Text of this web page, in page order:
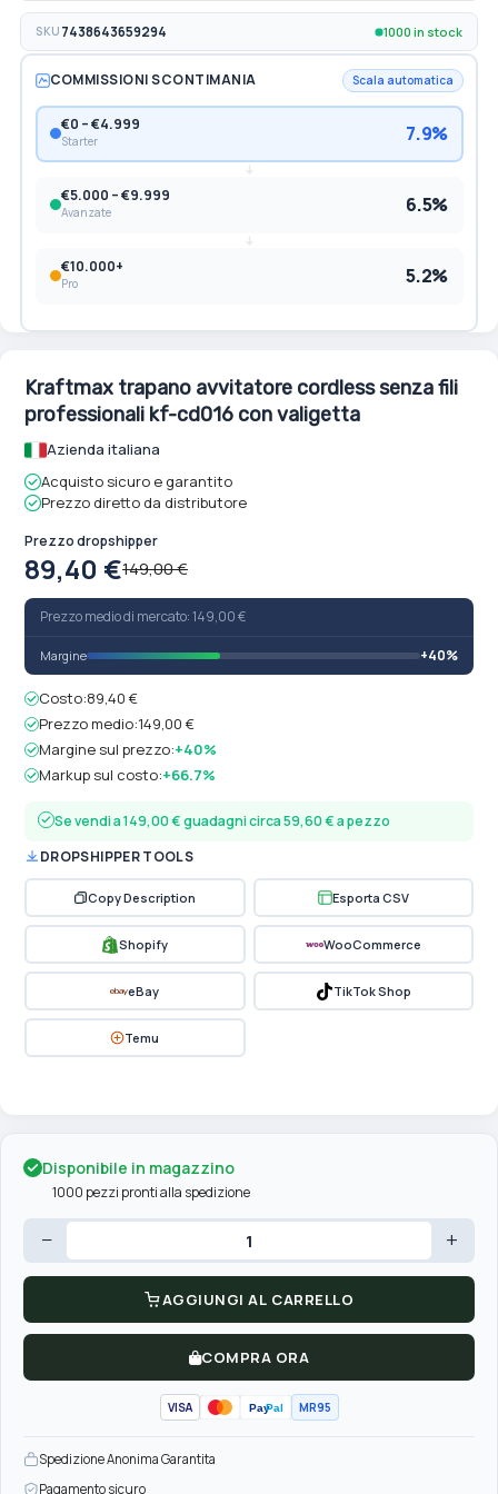
SKU 7438643659294 1000 in stock
COMMISSIONI SCONTIMANIA Scala automatica
€0 – €4.999
Starter 7.9%
€5.000 – €9.999
Avanzate 6.5%
€10.000+
Pro 5.2%
Kraftmax trapano avvitatore cordless senza fili
professionali kf-cd016 con valigetta
Azienda italiana
Acquisto sicuro e garantito
Prezzo diretto da distributore
Prezzo dropshipper
89,40 €149,00 €
Prezzo medio di mercato: 149,00 €
Margine +40%
Costo:89,40 €
Prezzo medio:149,00 €
Margine sul prezzo:+40%
Markup sul costo:+66.7%
Se vendi a 149,00 € guadagni circa 59,60 € a pezzo
DROPSHIPPER TOOLS
Copy Description Esporta CSV
Shopify WooCommerce
eBay TikTok Shop
Temu
Disponibile in magazzino
1000 pezzi pronti alla spedizione
− +
AGGIUNGI AL CARRELLO
COMPRA ORA
VISA PayPal MR95
Spedizione Anonima Garantita
Pagamento sicuro